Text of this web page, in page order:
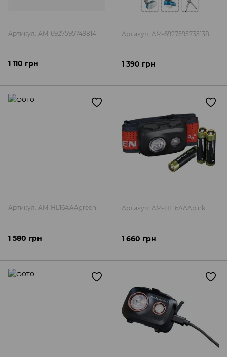
Артикул: AM-6927595749814
1 110 грн
Артикул: AM-6927595735138
1 390 грн
Артикул: AM-HL16AAAgreen
1 580 грн
Артикул: AM-HL16AAApink
1 660 грн